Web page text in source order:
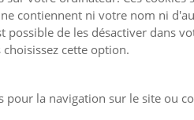
contiennent ni votre nom ni
possible de les désactiver dans
cette option.
pour la navigation sur le site ou